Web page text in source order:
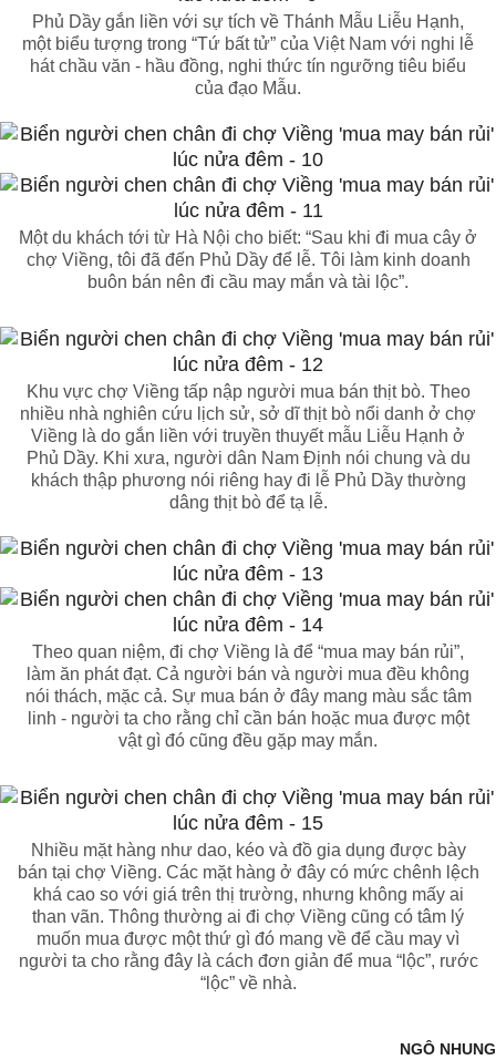
Phủ Dầy gắn liền với sự tích về Thánh Mẫu Liễu Hạnh,
một biểu tượng trong “Tứ bất tử” của Việt Nam với nghi lễ
hát chầu văn - hầu đồng, nghi thức tín ngưỡng tiêu biểu
của đạo Mẫu.
Một du khách tới từ Hà Nội cho biết: “Sau khi đi mua cây ở
chợ Viềng, tôi đã đến Phủ Dầy để lễ. Tôi làm kinh doanh
buôn bán nên đi cầu may mắn và tài lộc”.
Khu vực chợ Viềng tấp nập người mua bán thịt bò. Theo
nhiều nhà nghiên cứu lịch sử, sở dĩ thịt bò nổi danh ở chợ
Viềng là do gắn liền với truyền thuyết mẫu Liễu Hạnh ở
Phủ Dầy. Khi xưa, người dân Nam Định nói chung và du
khách thập phương nói riêng hay đi lễ Phủ Dầy thường
dâng thịt bò để tạ lễ.
Theo quan niệm, đi chợ Viềng là để “mua may bán rủi”,
làm ăn phát đạt. Cả người bán và người mua đều không
nói thách, mặc cả. Sự mua bán ở đây mang màu sắc tâm
linh - người ta cho rằng chỉ cần bán hoặc mua được một
vật gì đó cũng đều gặp may mắn.
Nhiều mặt hàng như dao, kéo và đồ gia dụng được bày
bán tại chợ Viềng. Các mặt hàng ở đây có mức chênh lệch
khá cao so với giá trên thị trường, nhưng không mấy ai
than vãn. Thông thường ai đi chợ Viềng cũng có tâm lý
muốn mua được một thứ gì đó mang về để cầu may vì
người ta cho rằng đây là cách đơn giản để mua “lộc”, rước
“lộc” về nhà.
NGÔ NHUNG